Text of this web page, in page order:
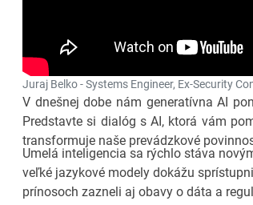
Juraj Belko - Systems Engineer, Ex-Security
V dnešnej dobe nám generatívna AI
Predstavte si dialóg s AI, ktorá vám
transformuje naše prevádzkové
Umelá inteligencia sa rýchlo stáva
veľké jazykové modely dokážu
prínosoch zazneli aj obavy o dáta a